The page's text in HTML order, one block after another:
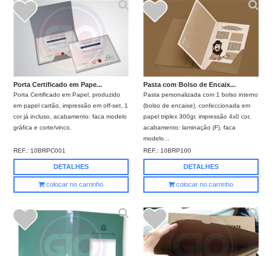
Porta Certificado em Pape...
Porta Certificado em Papel, produzido
em papel cartão, impressão em off-set, 1
cor já incluso, acabamento: faca modelo
gráfica e corte/vinco.
REF.: 10BRPC001
DETALHES
colocar no carrinho
Pasta com Bolso de Encaix...
Pasta personalizada com 1 bolso interno
(bolso de encaixe), confeccionada em
papel triplex 300gr, impressão 4x0 cor,
acabamento: laminação (F), faca
modelo...
REF.: 10BRP100
DETALHES
colocar no carrinho